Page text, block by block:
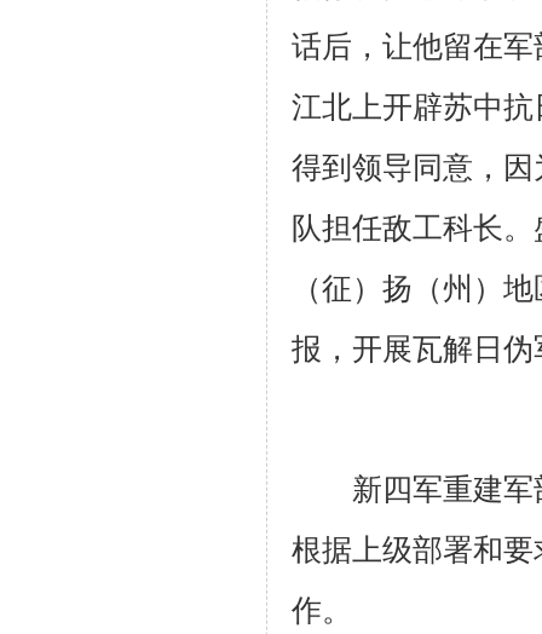
话后，让他留在
江北上开辟苏中
得到领导同意，
队担任敌工科长
（征）扬（州）
报，开展瓦解日
新四军重建军
根据上级部署和
作。